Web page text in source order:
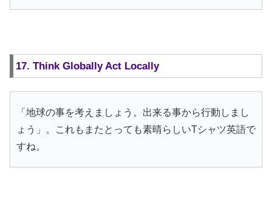
17. Think Globally Act Locally
「地球の事を考えましょう。出来る事から行動しまし
ょう」。これもまたとっても素晴らしいTシャツ英語で
すね。